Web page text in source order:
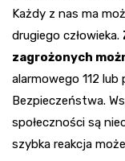
Każdy z nas ma
drugiego człowieka.
zagrożonych
alarmowego 112
Bezpieczeństwa.
społeczności są
szybka reakcja